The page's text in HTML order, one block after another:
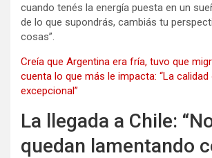
cuando tenés la energía puesta en un
de lo que supondrás, cambiás tu
cosas”.
Creía que Argentina era fría, tuvo que
cuenta lo que más le impacta: “La calidad
excepcional”
La llegada a Chile:
quedan lamentando